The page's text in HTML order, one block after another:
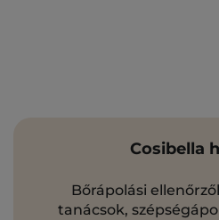
Cosibella
Bőrápolási
tanácsok,